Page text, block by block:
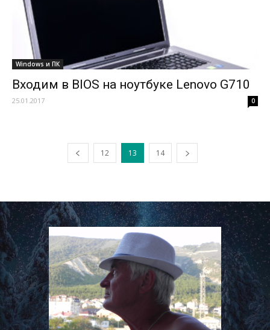
Windows и ПК
Входим в BIOS на ноутбуке Lenovo G710
25.01.2017 0
12 13 14